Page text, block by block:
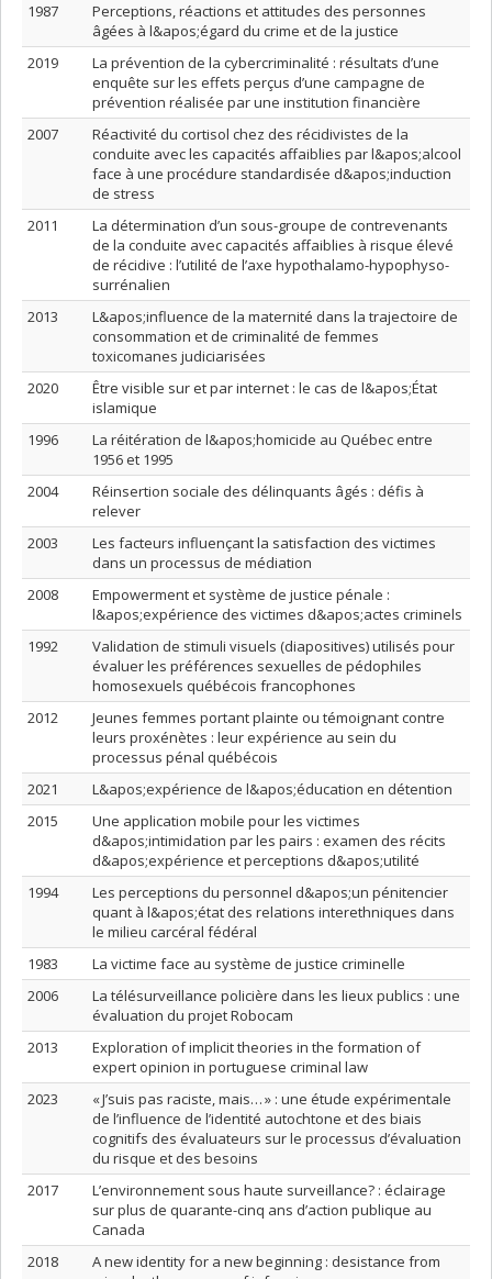
1987
Perceptions, réactions et attitudes des personnes
âgées à l&apos;égard du crime et de la justice
2019
La prévention de la cybercriminalité : résultats d’une
enquête sur les effets perçus d’une campagne de
prévention réalisée par une institution financière
2007
Réactivité du cortisol chez des récidivistes de la
conduite avec les capacités affaiblies par l&apos;alcool
face à une procédure standardisée d&apos;induction
de stress
2011
La détermination d’un sous-groupe de contrevenants
de la conduite avec capacités affaiblies à risque élevé
de récidive : l’utilité de l’axe hypothalamo-hypophyso-
surrénalien
2013
L&apos;influence de la maternité dans la trajectoire de
consommation et de criminalité de femmes
toxicomanes judiciarisées
2020
Être visible sur et par internet : le cas de l&apos;État
islamique
1996
La réitération de l&apos;homicide au Québec entre
1956 et 1995
2004
Réinsertion sociale des délinquants âgés : défis à
relever
2003
Les facteurs influençant la satisfaction des victimes
dans un processus de médiation
2008
Empowerment et système de justice pénale :
l&apos;expérience des victimes d&apos;actes criminels
1992
Validation de stimuli visuels (diapositives) utilisés pour
évaluer les préférences sexuelles de pédophiles
homosexuels québécois francophones
2012
Jeunes femmes portant plainte ou témoignant contre
leurs proxénètes : leur expérience au sein du
processus pénal québécois
2021
L&apos;expérience de l&apos;éducation en détention
2015
Une application mobile pour les victimes
d&apos;intimidation par les pairs : examen des récits
d&apos;expérience et perceptions d&apos;utilité
1994
Les perceptions du personnel d&apos;un pénitencier
quant à l&apos;état des relations interethniques dans
le milieu carcéral fédéral
1983
La victime face au système de justice criminelle
2006
La télésurveillance policière dans les lieux publics : une
évaluation du projet Robocam
2013
Exploration of implicit theories in the formation of
expert opinion in portuguese criminal law
2023
« J’suis pas raciste, mais… » : une étude expérimentale
de l’influence de l’identité autochtone et des biais
cognitifs des évaluateurs sur le processus d’évaluation
du risque et des besoins
2017
L’environnement sous haute surveillance? : éclairage
sur plus de quarante-cinq ans d’action publique au
Canada
2018
A new identity for a new beginning : desistance from